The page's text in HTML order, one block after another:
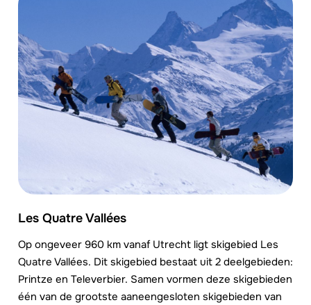
Les Quatre Vallées
Op ongeveer 960 km vanaf Utrecht ligt skigebied Les
Quatre Vallées. Dit skigebied bestaat uit 2 deelgebieden:
Printze en Televerbier. Samen vormen deze skigebieden
één van de grootste aaneengesloten skigebieden van